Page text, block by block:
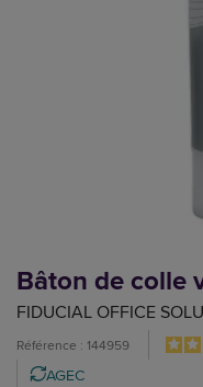
Bâton de colle
FIDUCIAL OFFICE
Référence : 144959
AGEC